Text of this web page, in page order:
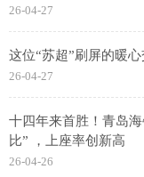
26-04-27
这位“苏超”刷屏的暖
26-04-27
十四年来首胜！青岛
比” ，上座率创新高
26-04-26